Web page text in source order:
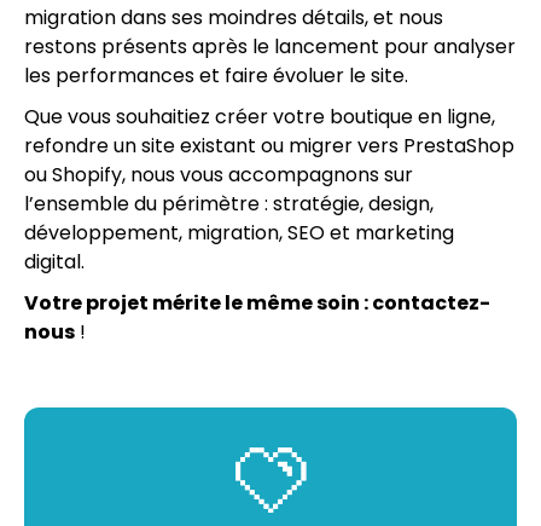
migration dans ses moindres détails, et nous
restons présents après le lancement pour analyser
les performances et faire évoluer le site.
Que vous souhaitiez créer votre boutique en ligne,
refondre un site existant ou migrer vers PrestaShop
ou Shopify, nous vous accompagnons sur
l’ensemble du périmètre : stratégie, design,
développement, migration, SEO et marketing
digital.
Votre projet mérite le même soin : contactez-
nous !